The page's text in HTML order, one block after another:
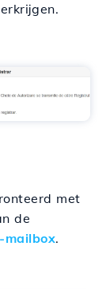
met
de
mailbox.